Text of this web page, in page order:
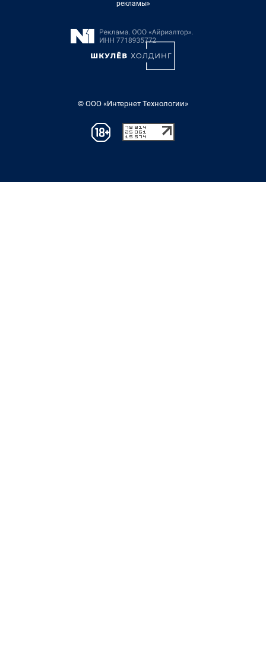
рекламы»
© ООО «Интернет Технологии»